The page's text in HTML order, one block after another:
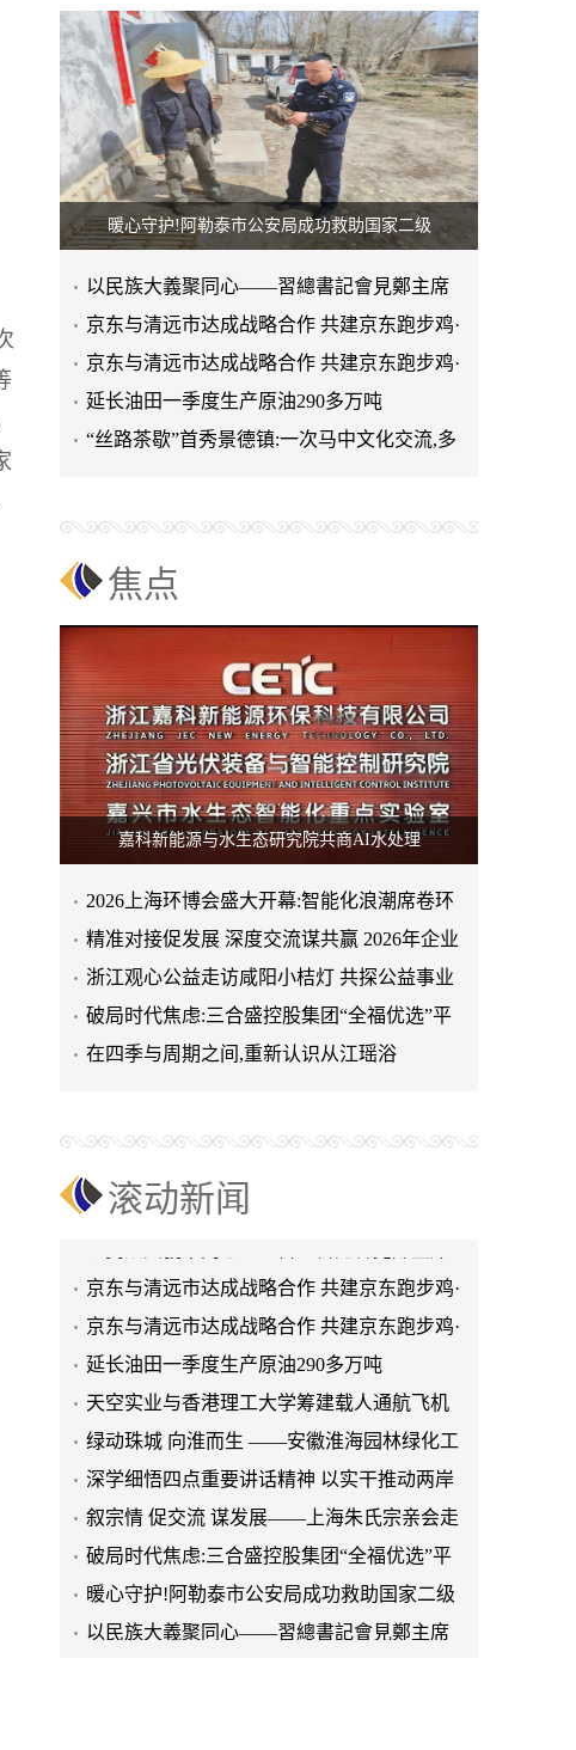
暖心守护!阿勒泰市公安局成功救助国家二级
以民族大義聚同心——習總書記會見鄭主席
提出兩岸關系四點重要意
京东与清远市达成战略合作 共建京东跑步鸡·
清远鸡标准体系
京东与清远市达成战略合作 共建京东跑步鸡·
清远鸡标准体系
延长油田一季度生产原油290多万吨
“丝路茶歇”首秀景德镇:一次马中文化交流,多
焦点
嘉科新能源与水生态研究院共商AI水处理
2026上海环博会盛大开幕:智能化浪潮席卷环
保产业
精准对接促发展 深度交流谋共赢 2026年企业
投融资交流活动第二
浙江观心公益走访咸阳小桔灯 共探公益事业
可持续发展新路径
破局时代焦虑:三合盛控股集团“全福优选”平
台正式启航
在四季与周期之间,重新认识从江瑶浴
滚动新闻
天空实业与香港理工大学筹建载人通航飞机
研究院
绿动珠城 向淮而生 ——安徽淮海园林绿化工
程有限公司发展纪实
深学细悟四点重要讲话精神 以实干推动两岸
保护动物黑鸢
以民族大義聚同心——習總書記會見鄭主席
清远鸡标准体系
京东与清远市达成战略合作 共建京东跑步鸡·
清远鸡标准体系
延长油田一季度生产原油290多万吨
天空实业与香港理工大学筹建载人通航飞机
研究院
绿动珠城 向淮而生 ——安徽淮海园林绿化工
程有限公司发展纪实
深学细悟四点重要讲话精神 以实干推动两岸
融合发展
叙宗情 促交流 谋发展——上海朱氏宗亲会走
进上海晨烨家具有限公司
破局时代焦虑:三合盛控股集团“全福优选”平
台正式启航
暖心守护!阿勒泰市公安局成功救助国家二级
保护动物黑鸢
以民族大義聚同心——習總書記會見鄭主席
提出兩岸關系四點重要意見
京东与清远市达成战略合作 共建京东跑步鸡·